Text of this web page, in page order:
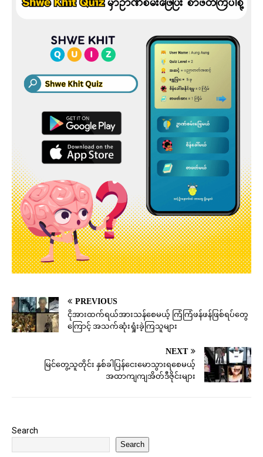
PREVIOUS
ငိုအားထက်ရယ်အားသန်စေမယ့် ကြံကြံဖန်ဖန်ဖြစ်ရပ်တွေ
ကြောင့် အသက်ဆုံးရှုံးခဲ့ကြသူများ
NEXT
မြင်တွေ့သူတိုင်း နှစ်ခါပြန်ငေးမောသွားရစေမယ့်
အထာကျကျအိတ်ဒီဇိုင်းများ
Search
Search